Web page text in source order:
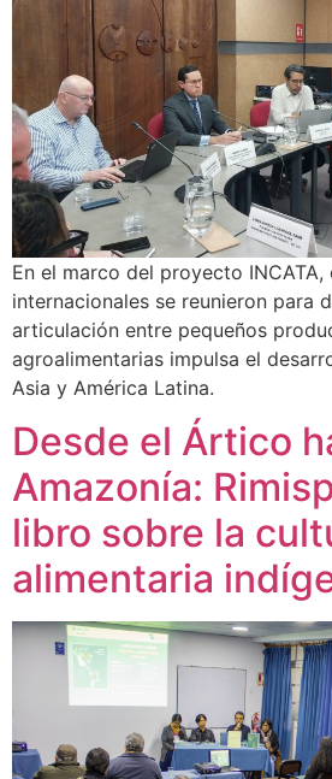
En el marco del proyecto
internacionales se reunieron para
articulación entre pequeños
agroalimentarias impulsa el
Asia y América Latina.
Desde el Ártico
Amazonía:
libro sobre la
alimentaria